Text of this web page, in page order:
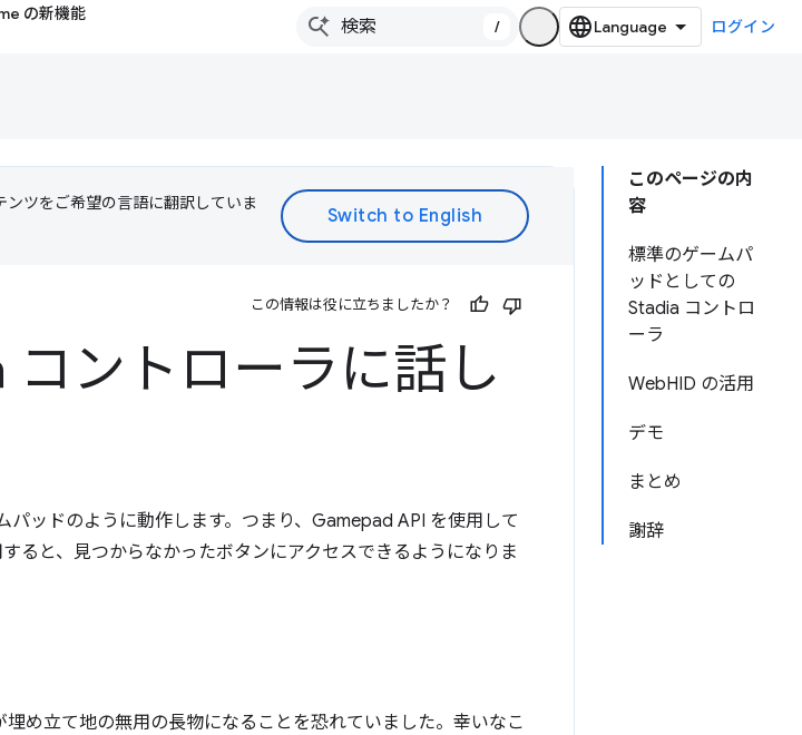
の新機能
/ ログイン
このページの内
容
標準のゲームパ
ッドとしての
Stadia コントロ
ーラ
WebHID の活用
デモ
まとめ
謝辞
ツをご希望の言語に翻訳していま
この情報は役に立ちましたか？
コントローラに話し
ッドのように動作します。つまり、Gamepad API を使用して
ると、見つからなかったボタンにアクセスできるようになりま
め立て地の無用の長物になることを恐れていました。幸いなこ